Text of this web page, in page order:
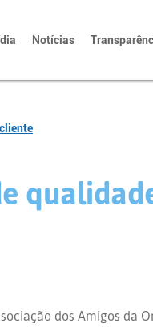
Notícias
dos Amigos da